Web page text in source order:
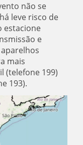
não se
leve risco de
estacione
e
mais
(telefone 199)
193).